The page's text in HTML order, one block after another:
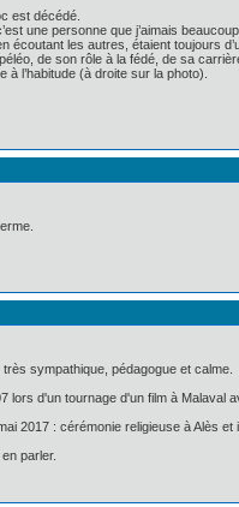
est décédé.
une personne que j’aimais
écoutant les autres, étaient toujours
de son rôle à la fédé, de sa
l’habitude (à droite sur la photo).
sympathique, pédagogue et calme.
lors d'un tournage d'un film à Malaval
2017 : cérémonie religieuse à Alès et
parler.